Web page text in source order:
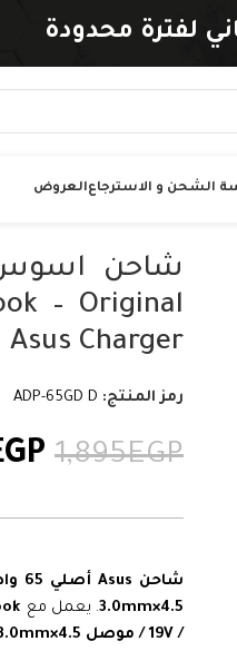
لفترة محدودة
الشحن و الاسترجاعالعروض
– Original
Asus Charger – رقم القطعة ADP-65GD D
رمز المنتج: ADP-65GD D
1,895EGP
شاحن Asus أصلي 65 واط
4.5×3.0mm
. يعمل مع
/ 19V / موصل 4.5×3.0mm